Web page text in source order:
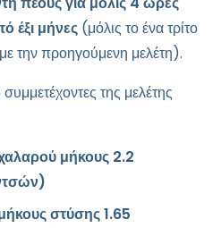
έξι μήνες (μόλις το ένα τρίτο
την προηγούμενη μελέτη).
της μελέτης
μήκους 2.2
στύσης 1.65